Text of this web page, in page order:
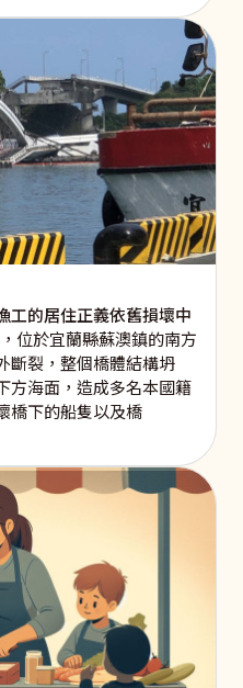
工的居住正義依舊損壞中
位於宜蘭縣蘇澳鎮的南方
斷裂，整個橋體結構坍
方海面，造成多名本國籍
橋下的船隻以及橋